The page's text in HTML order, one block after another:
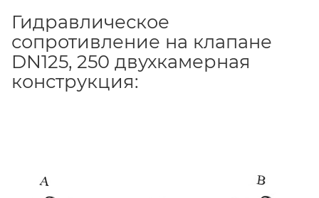
Гидравлическое
сопротивление на клапане
DN125, 250 двухкамерная
конструкция: